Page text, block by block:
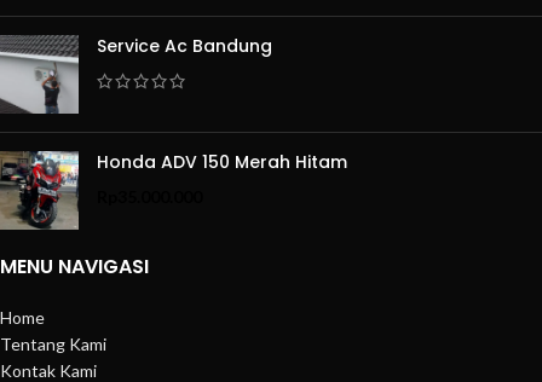
Service Ac Bandung
Honda ADV 150 Merah Hitam
MENU NAVIGASI
Home
Tentang Kami
Kontak Kami